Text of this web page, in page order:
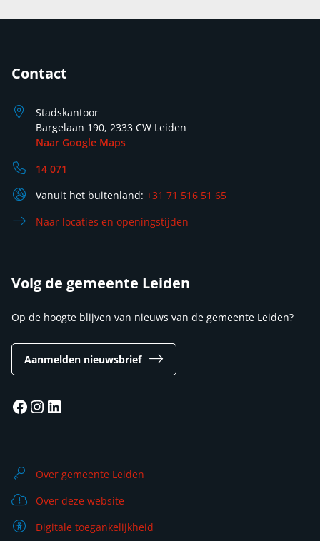
Contact
Stadskantoor
Bargelaan 190, 2333 CW Leiden
Naar Google Maps
14 071
Vanuit het buitenland: +31 71 516 51 65
Naar locaties en openingstijden
Volg de gemeente Leiden
Op de hoogte blijven van nieuws van de gemeente Leiden?
Aanmelden nieuwsbrief
Facebook
Instagram
LinkedIn
Over gemeente Leiden
Over deze website
Digitale toegankelijkheid